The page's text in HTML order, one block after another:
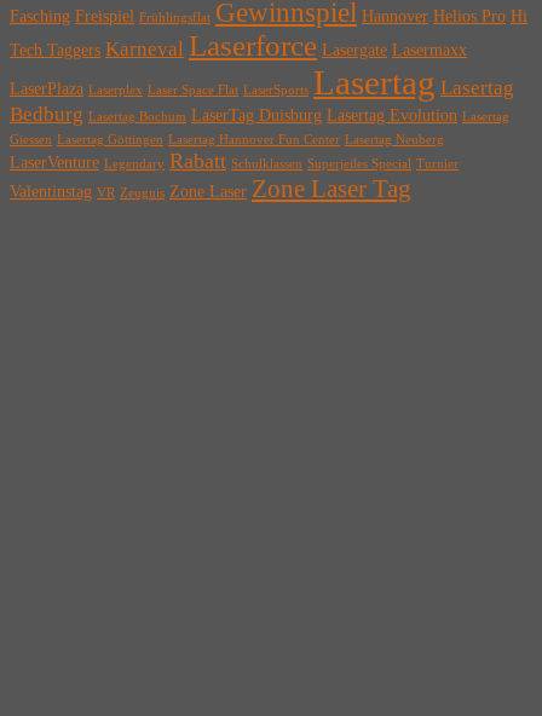
Fasching Freispiel Frühlingsflat Gewinnspiel Hannover Helios Pro Hi
Tech Taggers Karneval Laserforce Lasergate Lasermaxx
LaserPlaza Laserplex Laser Space Flat LaserSports Lasertag Lasertag
Bedburg Lasertag Bochum LaserTag Duisburg Lasertag Evolution Lasertag
Giessen Lasertag Göttingen Lasertag Hannover Fun Center Lasertag Neuberg
LaserVenture Legendary Rabatt Schulklassen Superjeiles Special Turnier
Valentinstag VR Zeugnis Zone Laser Zone Laser Tag